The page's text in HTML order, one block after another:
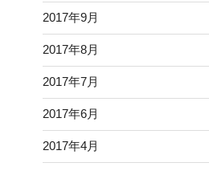
2017年9月
2017年8月
2017年7月
2017年6月
2017年4月